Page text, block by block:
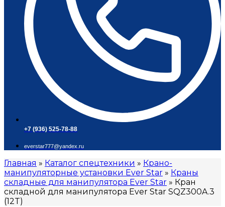
+7 (936) 525-78-88
everstar777@yandex.ru
Главная » Каталог спецтехники » Крано-
манипуляторные установки Ever Star » Краны
складные для манипулятора Ever Star » Кран
складной для манипулятора Ever Star SQZ300A.3
(12T)